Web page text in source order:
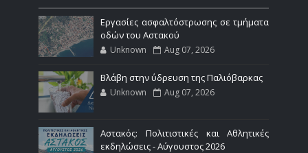
Εργασίες ασφαλτόστρωσης σε τμήματα
οδών του Αστακού
Unknown Aug 07, 2026
Βλάβη στην ύδρευση της Παλιόβαρκας
Unknown Aug 07, 2026
Αστακός: Πολιτιστικές και Αθλητικές
εκδηλώσεις - Αύγουστος 2026